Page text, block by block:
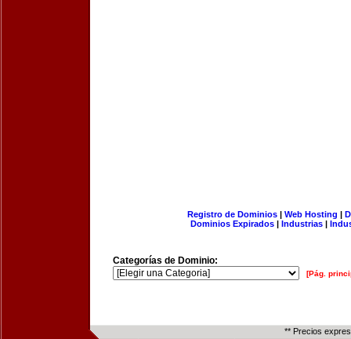
Registro de Dominios| Web Hosting |
Dominios Expirados | Industrias |
Categorías de Dominio:
[Pág.
** Precios